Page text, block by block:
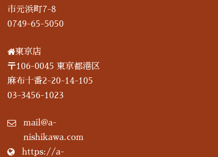
市元浜町7-8
0749-65-5050
東京店
〒106-0045 東京都港区
麻布十番2-20-14-105
03-3456-1023
mail@a-
nishikawa.com
https://a-